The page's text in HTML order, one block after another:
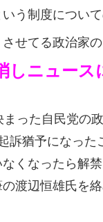
う制度につい
せてる政治家
しニュー
った自民党の
訴猶予になっ
くなったら解
渡辺恒雄氏を